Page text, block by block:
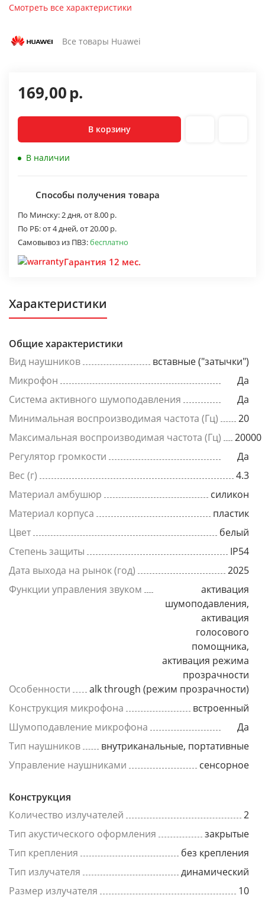
Смотреть все характеристики
Все товары Huawei
169,00р.
В корзину
В наличии
Способы получения товара
По Минску:2 дня,от 8.00 р.
По РБ:от 4 дней,от 20.00 р.
Самовывоз из ПВЗ:бесплатно
Гарантия 12 мес.
Характеристики
Общие характеристики
Вид наушников
вставные ("затычки")
Микрофон
Да
Система активного шумоподавления
Да
Минимальная воспроизводимая частота (Гц)
20
Максимальная воспроизводимая частота (Гц)
20000
Регулятор громкости
Да
Вес (г)
4.3
Материал амбушюр
силикон
Материал корпуса
пластик
Цвет
белый
Степень защиты
IP54
Дата выхода на рынок (год)
2025
Функции управления звуком
активация
шумоподавления,
активация
голосового
помощника,
активация режима
прозрачности
Особенности
alk through (режим прозрачности)
Конструкция микрофона
встроенный
Шумоподавление микрофона
Да
Тип наушников
внутриканальные, портативные
Управление наушниками
сенсорное
Конструкция
Количество излучателей
2
Тип акустического оформления
закрытые
Тип крепления
без крепления
Тип излучателя
динамический
Размер излучателя
10